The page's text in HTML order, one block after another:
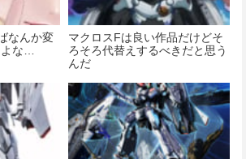
なんか変
な…
マクロスFは良い作品だけどそ
ろそろ代替えするべきだと思う
んだ